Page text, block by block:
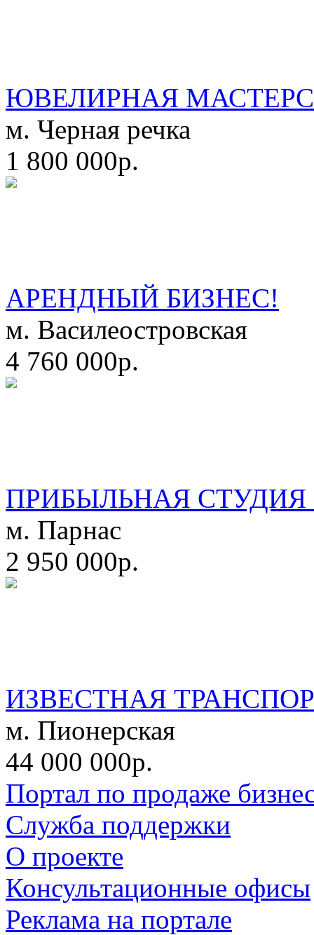
ЮВЕЛИРНАЯ
м. Черная речка
1 800 000р.
АРЕНДНЫЙ БИЗНЕС!
м. Василеостровская
4 760 000р.
ПРИБЫЛЬНАЯ СТУДИЯ
м. Парнас
2 950 000р.
ИЗВЕСТНАЯ
м. Пионерская
44 000 000р.
Портал по продаже
Служба поддержки
О проекте
Консультационные офисы
Реклама на портале